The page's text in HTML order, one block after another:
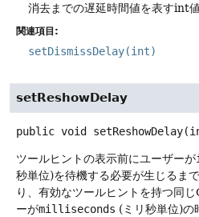
消去までの遅延時間値を表すint
関連項目:
setDismissDelay(int)
setReshowDelay
public void setReshowDelay
ツールヒントの表示前にユーザーが
秒単位)を待機する必要が生じるま
り、有効なツールヒントを持つ同
ーがmilliseconds (ミリ秒単位)の